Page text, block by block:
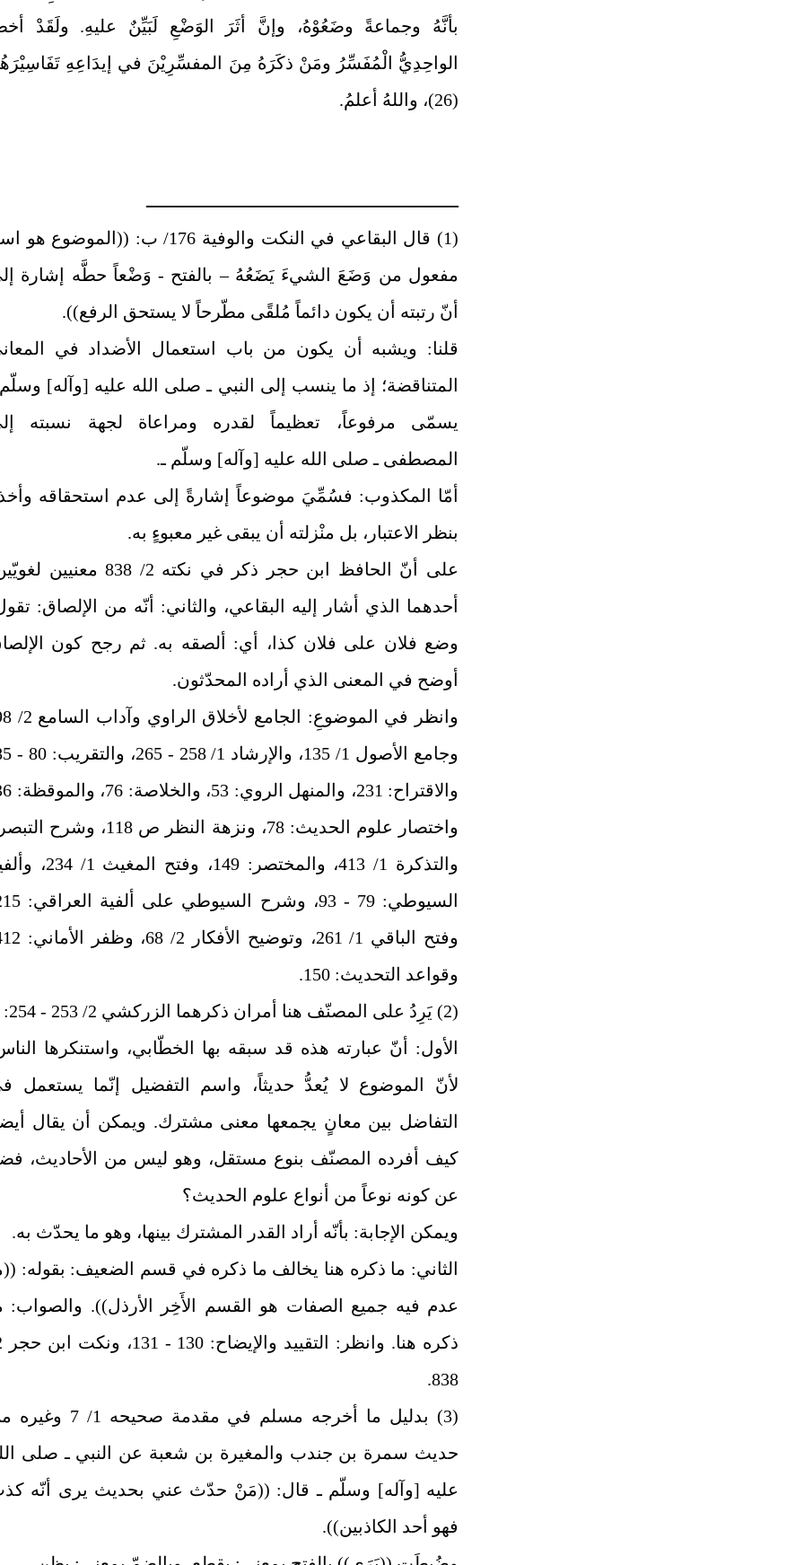
بأنَّهُ وجماعةً وضَعُوْهُ، وإنَّ أثَرَ الوَضْعِ لَبَيِّنٌ عليهِ. ولَقَدْ
الواحِدِيُّ الْمُفَسِّرُ ومَنْ ذكَرَهُ مِنَ المفسِّرِيْنَ في إيدَاعِهِ
(26)، واللهُ أعلمُ.
ــــــــــــــــــــــــــــــــــــــــــــــــــــــــــ
(1) قال البقاعي في النكت والوفية 176/ ب: ((الموضوع
مفعول من وَضَعَ الشيءَ يَضَعُهُ – بالفتح - وَضْعاً حطَّه إشارة
أنّ رتبته أن يكون دائماً مُلقًى مطّرحاً لا يستحق الرفع)).
قلنا: ويشبه أن يكون من باب استعمال الأضداد في
المتناقضة؛ إذ ما ينسب إلى النبي ـ صلى الله عليه [وآله]
يسمّى مرفوعاً، تعظيماً لقدره ومراعاة لجهة نسبته
المصطفى ـ صلى الله عليه [وآله] وسلّم ـ.
أمّا المكذوب: فسُمِّيَ موضوعاً إشارةً إلى عدم استحقاقه
بنظر الاعتبار، بل منْزلته أن يبقى غير معبوءٍ به.
على أنّ الحافظ ابن حجر ذكر في نكته 2/ 838 معنيين
أحدهما الذي أشار إليه البقاعي، والثاني: أنّه من الإلصاق:
وضع فلان على فلان كذا، أي: ألصقه به. ثم رجح كون
أوضح في المعنى الذي أراده المحدّثون.
واختصار علوم الحديث: 78، ونزهة النظر ص 118، وشرح
والتذكرة 1/ 413، والمختصر: 149، وفتح
وقواعد التحديث: 150.
(2) يَرِدُ على المصنّف هنا أمران ذكرهما الزركشي 2/ 253 - 254:
الأول: أنّ عبارته هذه قد سبقه بها الخطّابي، واستنكرها
لأنّ الموضوع لا يُعدُّ حديثاً، واسم التفضيل إنّما يستعمل
التفاضل بين معانٍ يجمعها معنى مشترك. ويمكن أن يقال
كيف أفرده المصنّف بنوع مستقل، وهو ليس من الأحاديث،
عن كونه نوعاً من أنواع علوم الحديث؟
ويمكن الإجابة: بأنّه أراد القدر المشترك بينها، وهو ما يحدّث به.
الثاني: ما ذكره هنا يخالف ما ذكره في قسم الضعيف: بقوله:
عدم فيه جميع الصفات هو القسم الأَخِر الأرذل)). والصواب:
838.
(3) بدليل ما أخرجه مسلم في مقدمة صحيحه 1/
حديث سمرة بن جندب والمغيرة بن شعبة عن النبي ـ صلى
عليه [وآله] وسلّم ـ قال: ((مَنْ حدّث عني بحديث يرى أنّه
فهو أحد الكاذبين)).